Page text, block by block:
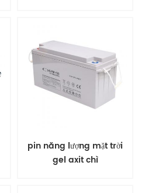
pin năng lượng mặt trời
gel axit chì